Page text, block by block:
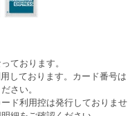
ております。
しております。カード番号は
さい。
ド利用控は発行しておりませ